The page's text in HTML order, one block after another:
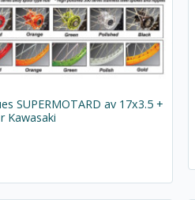
SUPERMOTARD av 17x3.5 +
Kawasaki